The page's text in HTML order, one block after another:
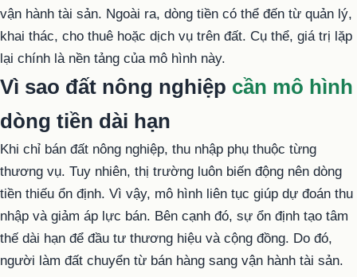
vận hành tài sản. Ngoài ra, dòng tiền có thể đến từ quản lý,
khai thác, cho thuê hoặc dịch vụ trên đất. Cụ thể, giá trị lặp
lại chính là nền tảng của mô hình này.
Vì sao đất nông nghiệp cần mô hình
dòng tiền dài hạn
Khi chỉ bán đất nông nghiệp, thu nhập phụ thuộc từng
thương vụ. Tuy nhiên, thị trường luôn biến động nên dòng
tiền thiếu ổn định. Vì vậy, mô hình liên tục giúp dự đoán thu
nhập và giảm áp lực bán. Bên cạnh đó, sự ổn định tạo tâm
thế dài hạn để đầu tư thương hiệu và cộng đồng. Do đó,
người làm đất chuyển từ bán hàng sang vận hành tài sản.